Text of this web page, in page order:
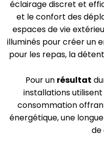
éclairage discret et
et le confort des
espaces de vie
illuminés pour créer un
pour les repas, la
Pour un résultat
installations utilisent
consommation
énergétique, une
de